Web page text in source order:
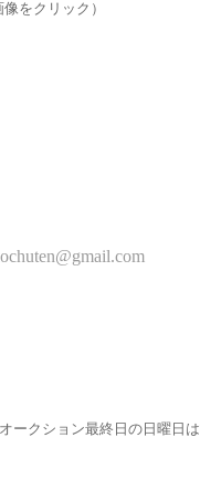
像をクリック）
クション最終日の日曜日は